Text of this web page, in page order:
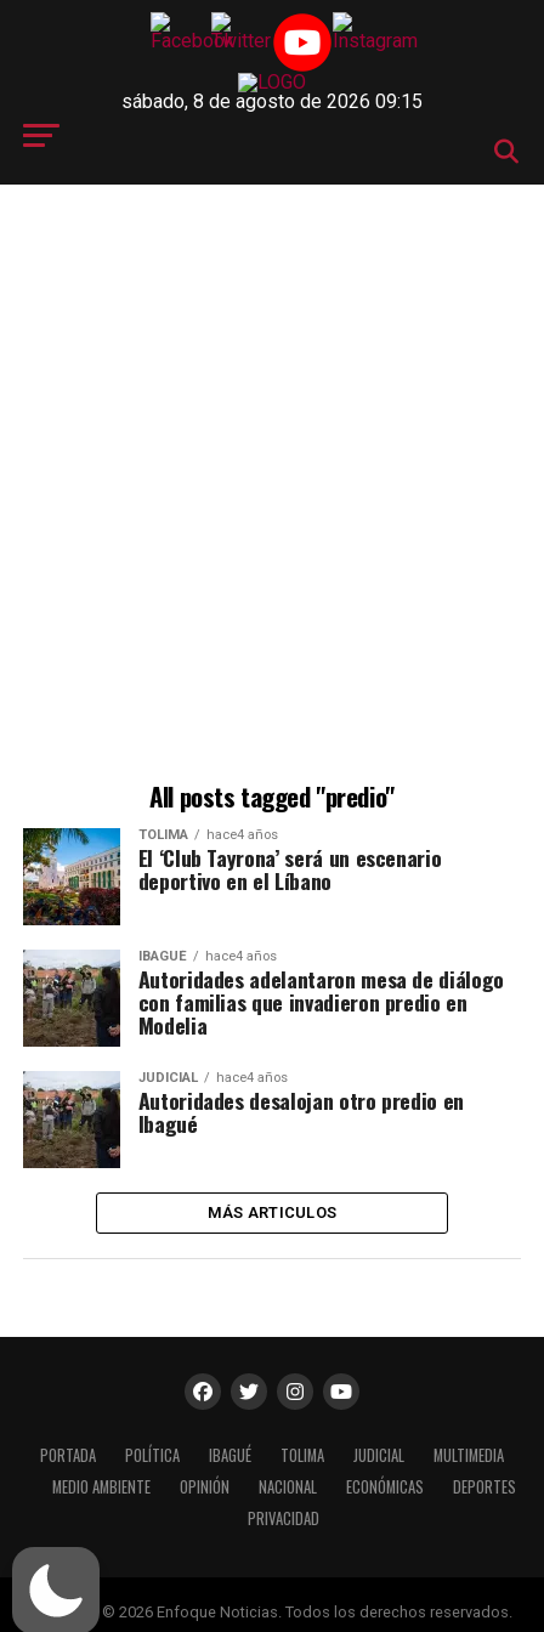
sábado, 8 de agosto de 2026 09:15
All posts tagged "predio"
TOLIMA hace4 años
El ‘Club Tayrona’ será un escenario
deportivo en el Líbano
IBAGUÉ hace4 años
Autoridades adelantaron mesa de diálogo
con familias que invadieron predio en
Modelia
JUDICIAL hace4 años
Autoridades desalojan otro predio en
Ibagué
MÁS ARTICULOS
PORTADA POLÍTICA IBAGUÉ TOLIMA JUDICIAL
MULTIMEDIA
MEDIO AMBIENTE
OPINIÓN NACIONAL ECONÓMICAS
DEPORTES
PRIVACIDAD
Copyright © 2026 Enfoque Noticias. Todos los derechos reservados.